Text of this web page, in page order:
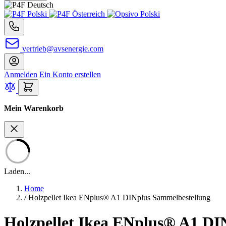
vertrieb@avsenergie.com
Anmelden Ein Konto erstellen
Mein Warenkorb
Laden...
Home
/ Holzpellet Ikea ENplus® A1 DINplus Sammelbestellung
Holzpellet Ikea ENplus® A1